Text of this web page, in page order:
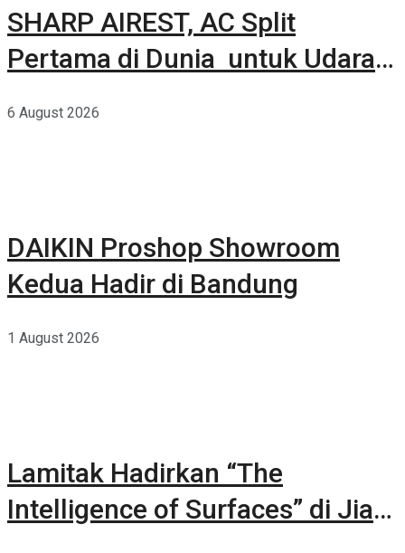
SHARP AIREST, AC Split
Pertama di Dunia untuk Udara
6 August 2026
DAIKIN Proshop Showroom
Kedua Hadir di Bandung
1 August 2026
Lamitak Hadirkan “The
Intelligence of Surfaces” di Jia